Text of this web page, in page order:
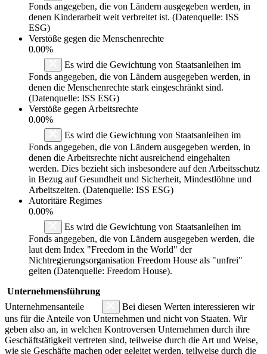
Fonds angegeben, die von Ländern ausgegeben werden, in
denen Kinderarbeit weit verbreitet ist. (Datenquelle: ISS
ESG)
Verstöße gegen die Menschenrechte
0.00%
Es wird die Gewichtung von Staatsanleihen im
Fonds angegeben, die von Ländern ausgegeben werden, in
denen die Menschenrechte stark eingeschränkt sind.
(Datenquelle: ISS ESG)
Verstöße gegen Arbeitsrechte
0.00%
Es wird die Gewichtung von Staatsanleihen im
Fonds angegeben, die von Ländern ausgegeben werden, in
denen die Arbeitsrechte nicht ausreichend eingehalten
werden. Dies bezieht sich insbesondere auf den Arbeitsschutz
in Bezug auf Gesundheit und Sicherheit, Mindestlöhne und
Arbeitszeiten. (Datenquelle: ISS ESG)
Autoritäre Regimes
0.00%
Es wird die Gewichtung von Staatsanleihen im
Fonds angegeben, die von Ländern ausgegeben werden, die
laut dem Index "Freedom in the World" der
Nichtregierungsorganisation Freedom House als "unfrei"
gelten (Datenquelle: Freedom House).
Unternehmensführung
Unternehmensanteile
Bei diesen Werten interessieren wir
uns für die Anteile von Unternehmen und nicht von Staaten. Wir
geben also an, in welchen Kontroversen Unternehmen durch ihre
Geschäftstätigkeit vertreten sind, teilweise durch die Art und Weise,
wie sie Geschäfte machen oder geleitet werden, teilweise durch die